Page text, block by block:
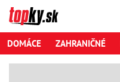
DOMÁCE ZAHRANIČNÉ